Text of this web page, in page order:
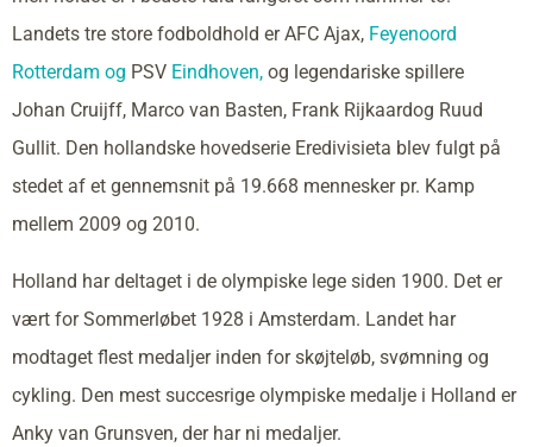
Landets tre store fodboldhold er AFC Ajax, Feyenoord
Rotterdam og PSV Eindhoven, og legendariske spillere
Johan Cruijff, Marco van Basten, Frank Rijkaardog Ruud
Gullit. Den hollandske hovedserie Eredivisieta blev fulgt på
stedet af et gennemsnit på 19.668 mennesker pr. Kamp
mellem 2009 og 2010.
Holland har deltaget i de olympiske lege siden 1900. Det er
vært for Sommerløbet 1928 i Amsterdam. Landet har
modtaget flest medaljer inden for skøjteløb, svømning og
cykling. Den mest succesrige olympiske medalje i Holland er
Anky van Grunsven, der har ni medaljer.